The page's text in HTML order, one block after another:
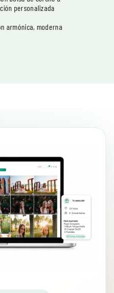
personalizada
armónica, moderna